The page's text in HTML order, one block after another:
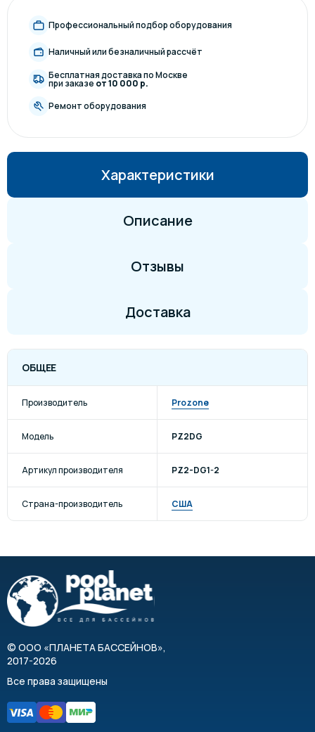
Профессиональный подбор оборудования
Наличный или безналичный рассчёт
Бесплатная доставка по Москве
при заказе от 10 000 р.
Ремонт оборудования
Характеристики
Описание
Отзывы
Доставка
ОБЩЕЕ
Производитель Prozone
Модель PZ2DG
Артикул производителя PZ2-DG1-2
Страна-производитель США
© ООО «ПЛАНЕТА БАССЕЙНОВ»,
2017-2026
Все права защищены